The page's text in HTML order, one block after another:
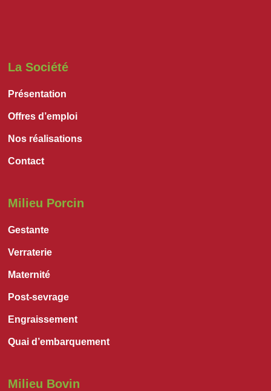
La Société
Présentation
Offres d’emploi
Nos réalisations
Contact
Milieu Porcin
Gestante
Verraterie
Maternité
Post-sevrage
Engraissement
Quai d’embarquement
Milieu Bovin